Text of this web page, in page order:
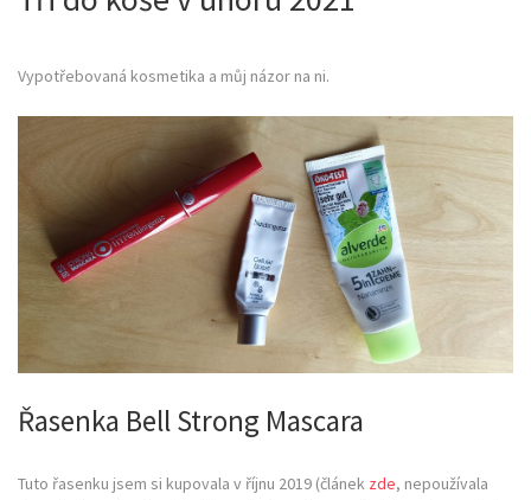
Vypotřebovaná kosmetika a můj názor na ni.
Řasenka Bell Strong Mascara
Tuto řasenku jsem si kupovala v říjnu 2019 (článek zde, nepoužívala